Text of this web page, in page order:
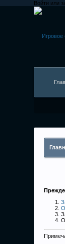
Войти или
Прежде